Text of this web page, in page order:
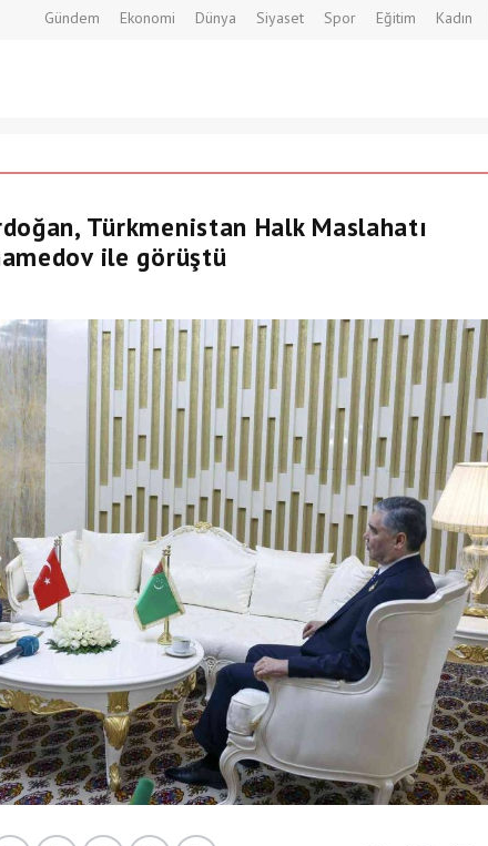
Gündem Ekonomi Dünya Siyaset Spor Eğitim Kadın
Türkmenistan Halk Maslahatı
ile görüştü